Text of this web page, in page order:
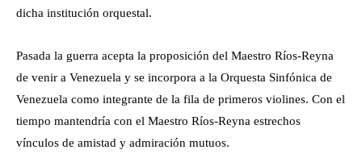
dicha institución orquestal.
Pasada la guerra acepta la proposición del Maestro Ríos-Reyna
de venir a Venezuela y se incorpora a la Orquesta Sinfónica de
Venezuela como integrante de la fila de primeros violines. Con el
tiempo mantendría con el Maestro Ríos-Reyna estrechos
vínculos de amistad y admiración mutuos.